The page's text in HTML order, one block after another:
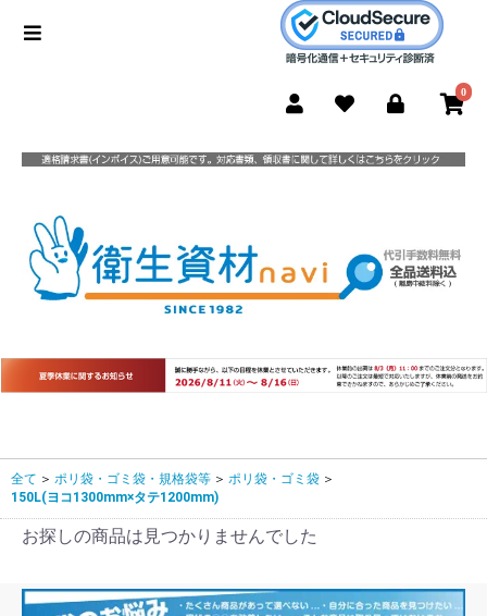
0
全て ＞ ポリ袋・ゴミ袋・規格袋等 ＞ ポリ袋・ゴミ袋 ＞
150L(ヨコ1300mm×タテ1200mm)
お探しの商品は見つかりませんでした